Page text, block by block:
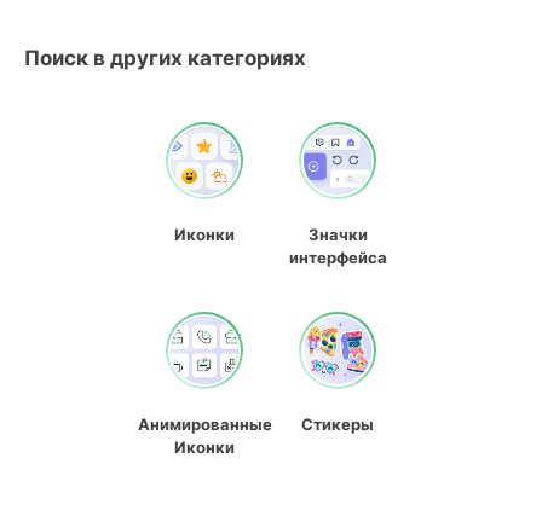
Поиск в других категориях
Иконки
Значки
интерфейса
Анимированные
Иконки
Стикеры